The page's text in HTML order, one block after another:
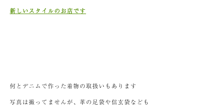
新しいスタイルのお店です
何とデニムで作った着物の取扱いもあります
写真は撮ってませんが、革の足袋や信玄袋なども